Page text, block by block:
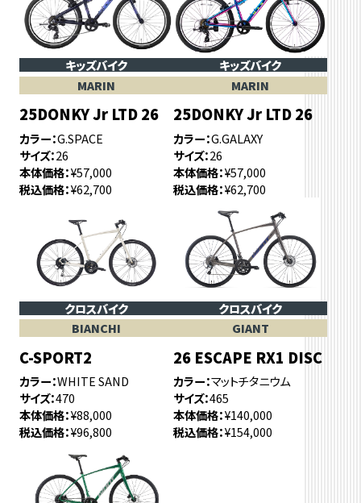
キッズバイク
MARIN
25DONKY Jr LTD 26
カラー G.SPACE
サイズ 26
本体価格 ¥57,000
税込価格 ¥62,700
キッズバイク
MARIN
25DONKY Jr LTD 26
カラー G.GALAXY
サイズ 26
本体価格 ¥57,000
税込価格 ¥62,700
クロスバイク
BIANCHI
C-SPORT2
カラー WHITE SAND
サイズ 470
本体価格 ¥88,000
税込価格 ¥96,800
クロスバイク
GIANT
26 ESCAPE RX1 DISC
カラー マットチタニウム
サイズ 465
本体価格 ¥140,000
税込価格 ¥154,000